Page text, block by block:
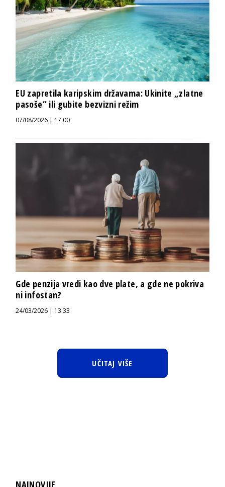
EU zapretila karipskim državama: Ukinite „zlatne
pasoše“ ili gubite bezvizni režim
07/08/2026 | 17:00
Gde penzija vredi kao dve plate, a gde ne pokriva
ni infostan?
24/03/2026 | 13:33
UČITAJ VIŠE
NAJNOVIJE